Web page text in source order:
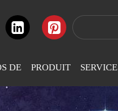
DE PRODUIT SERVICE